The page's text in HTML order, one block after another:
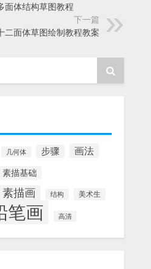
面体结构草图教程
下一篇
二面体草图绘制教程教案
几何体 步骤 画法
素描基础
素描画 结构 美术生
笔画 高清